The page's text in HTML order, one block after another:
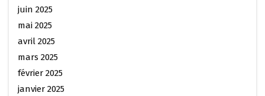
juin 2025
mai 2025
avril 2025
mars 2025
février 2025
janvier 2025